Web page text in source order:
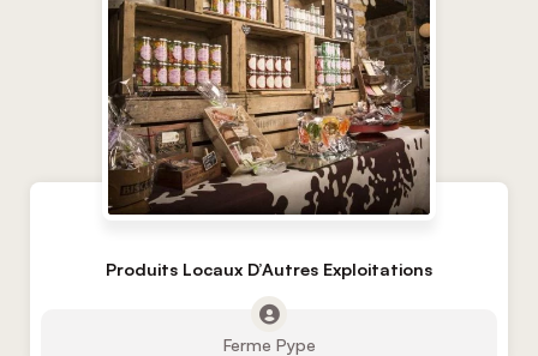
Produits Locaux D’Autres Exploitations
Ferme Pype